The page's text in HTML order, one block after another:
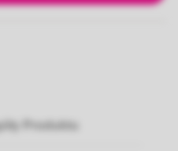
Produktu